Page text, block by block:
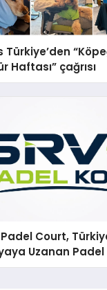
Türkiye’den
Haftası” çağrısı
Padel Court,
Uzanan Padel
Güvenin